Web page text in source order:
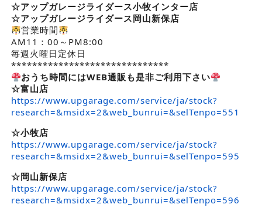
☆アップガレージライダース小牧インター店
☆アップガレージライダース岡山新保店
営業時間
AM11：00～PM8:00
毎週火曜日定休日
******************************
おうち時間にはWEB通販も是非ご利用下さい
☆富山店
https://www.upgarage.com/service/ja/stock?
research=&msidx=2&web_bunrui=&selTenpo=551
☆小牧店
https://www.upgarage.com/service/ja/stock?
research=&msidx=2&web_bunrui=&selTenpo=595
☆岡山新保店
https://www.upgarage.com/service/ja/stock?
research=&msidx=2&web_bunrui=&selTenpo=596